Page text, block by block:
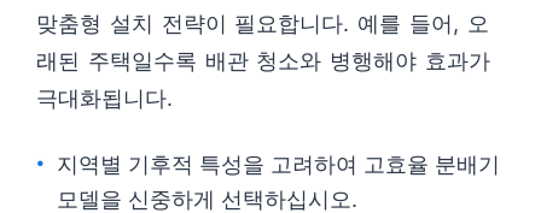
맞춤형 설치 전략이 필요합니다. 예를 들어, 오
래된 주택일수록 배관 청소와 병행해야 효과가
극대화됩니다.
지역별 기후적 특성을 고려하여 고효율 분배기
모델을 신중하게 선택하십시오.